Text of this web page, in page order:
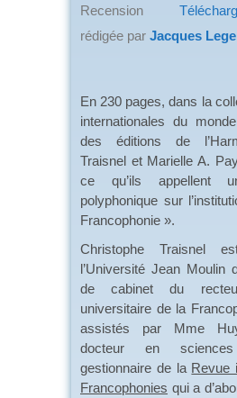
Recension
rédigée par Jacques
En 230 pages, dans la
internationales du
des éditions de
Traisnel et Marielle A.
ce qu’ils appellent
polyphonique sur
Francophonie ».
Christophe Traisnel
l’Université Jean Moulin
de cabinet du
universitaire de la
assistés par Mme
docteur en
gestionnaire de la Revue
Francophonies qui a